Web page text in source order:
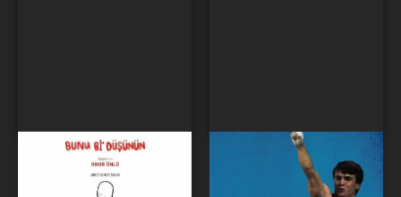
Подумай об этом
Фильмы / Драма / Детектив /
Турецкий Геркулес
Фильмы / Драма / Биография /